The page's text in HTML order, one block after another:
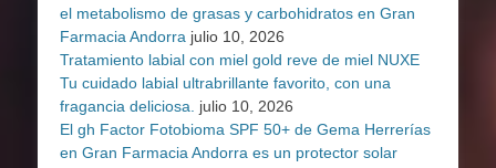
el metabolismo de grasas y carbohidratos en Gran
Farmacia Andorra julio 10, 2026
Tratamiento labial con miel gold reve de miel NUXE
Tu cuidado labial ultrabrillante favorito, con una
fragancia deliciosa.
julio 10, 2026
El gh Factor Fotobioma SPF 50+ de Gema Herrerías
en Gran Farmacia Andorra es un protector solar